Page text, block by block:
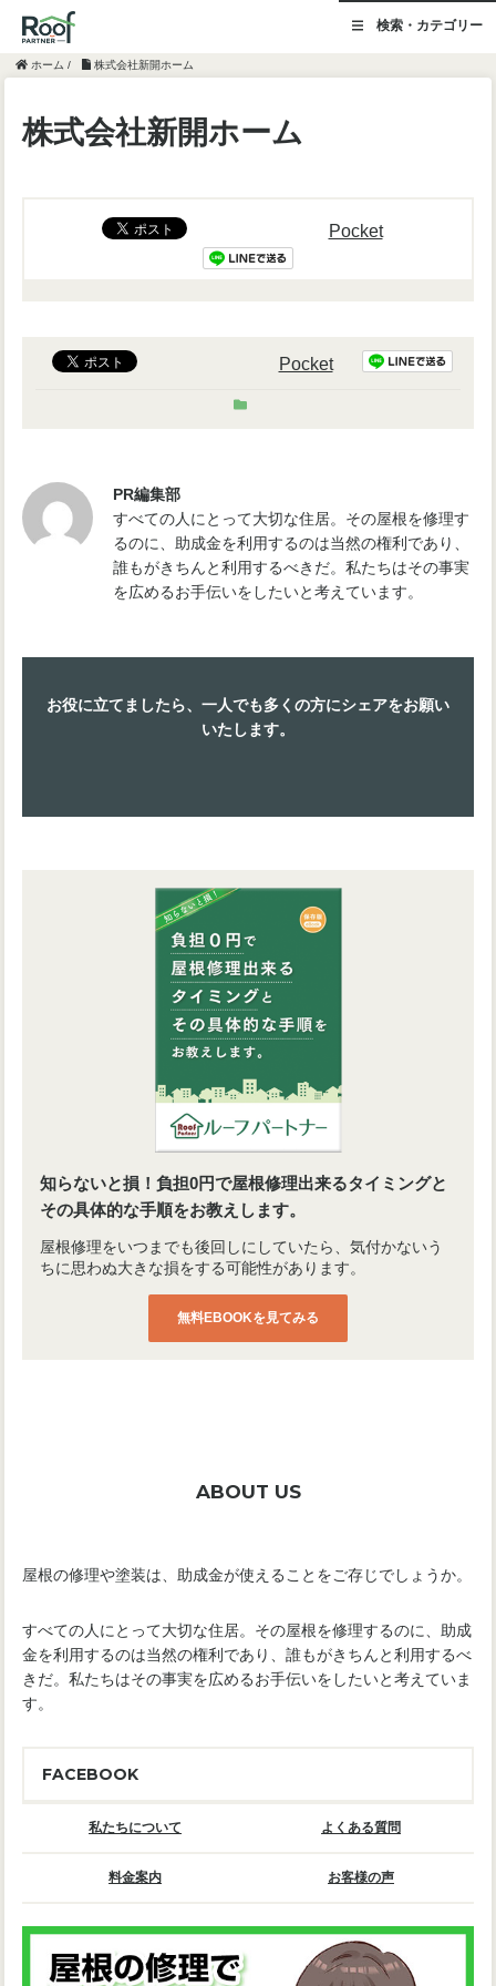
検索・カテゴリー
ホーム / 株式会社新開ホーム
株式会社新開ホーム
Pocket
Pocket
PR編集部
すべての人にとって大切な住居。その屋根を修理す
るのに、助成金を利用するのは当然の権利であり、
誰もがきちんと利用するべきだ。私たちはその事実
を広めるお手伝いをしたいと考えています。
お役に立てましたら、一人でも多くの方にシェアをお願い
いたします。
知らないと損！負担0円で屋根修理出来るタイミングと
その具体的な手順をお教えします。
屋根修理をいつまでも後回しにしていたら、気付かないう
ちに思わぬ大きな損をする可能性があります。
無料EBOOKを見てみる
ABOUT US
屋根の修理や塗装は、助成金が使えることをご存じでしょうか。
すべての人にとって大切な住居。その屋根を修理するのに、助成
金を利用するのは当然の権利であり、誰もがきちんと利用するべ
きだ。私たちはその事実を広めるお手伝いをしたいと考えていま
す。
FACEBOOK
私たちについて よくある質問
料金案内 お客様の声